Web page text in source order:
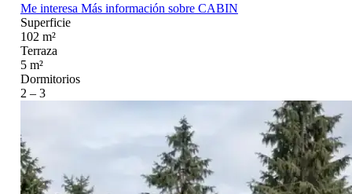
Me interesa Más información sobre CABIN
Superficie
102 m²
Terraza
5 m²
Dormitorios
2 – 3